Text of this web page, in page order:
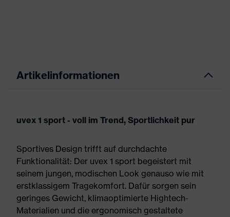
Artikelinformationen
uvex 1 sport - voll im Trend, Sportlichkeit pur
Sportives Design trifft auf durchdachte
Funktionalität: Der uvex 1 sport begeistert mit
seinem jungen, modischen Look genauso wie mit
erstklassigem Tragekomfort. Dafür sorgen sein
geringes Gewicht, klimaoptimierte Hightech-
Materialien und die ergonomisch gestaltete